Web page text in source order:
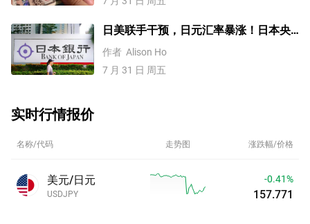
日美联手干预，日元汇率暴涨！日本央
行不加息，未来走势如何？
作者 Alison Ho
7 月 31 日 周五
实时行情报价
名称/代码 走势图 涨跌幅/价格
美元/日元
USDJPY
-0.41%
157.771